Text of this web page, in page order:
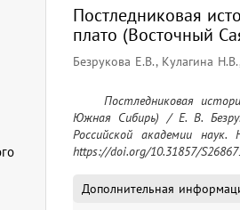
Постледниковая
плато (Восточный
Безрукова Е.В., Кулагина
Южная Сибирь) / Е. В.
Российской академии
https://doi.org/10.31857/
Дополнительная